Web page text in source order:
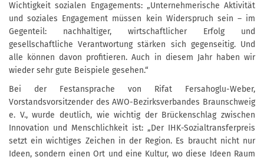
Wichtigkeit sozialen Engagements: „Unternehmerische Aktivität
und soziales Engagement müssen kein Widerspruch sein – im
Gegenteil: nachhaltiger, wirtschaftlicher Erfolg und
gesellschaftliche Verantwortung stärken sich gegenseitig. Und
alle können davon profitieren. Auch in diesem Jahr haben wir
wieder sehr gute Beispiele gesehen.“
Bei der Festansprache von Rifat Fersahoglu-Weber,
Vorstandsvorsitzender des AWO-Bezirksverbandes Braunschweig
e. V., wurde deutlich, wie wichtig der Brückenschlag zwischen
Innovation und Menschlichkeit ist: „Der IHK-Sozialtransferpreis
setzt ein wichtiges Zeichen in der Region. Es braucht nicht nur
Ideen, sondern einen Ort und eine Kultur, wo diese Ideen Raum